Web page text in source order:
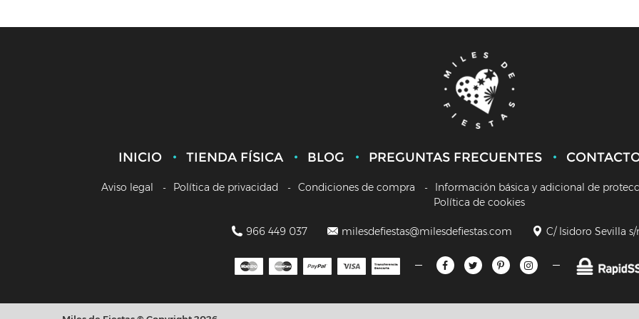
INICIO TIENDA FÍSICA BLOG PREGUNTAS FRECUENTES
Aviso legal Política de privacidad Condiciones de compra
Información básica y adicional de
Política de cookies
966 449 037 milesdefiestas@milesdefiestas.com C/ Isidoro Sevilla